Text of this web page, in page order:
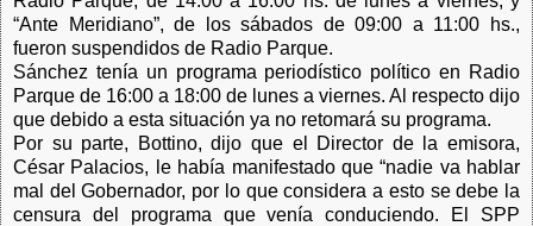
“Ante Meridiano”, de los sábados de 09:00 a 11:00 hs.,
fueron suspendidos de Radio Parque.
Sánchez tenía un programa periodístico político en Radio
Parque de 16:00 a 18:00 de lunes a viernes. Al respecto dijo
que debido a esta situación ya no retomará su programa.
Por su parte, Bottino, dijo que el Director de la emisora,
César Palacios, le había manifestado que “nadie va hablar
mal del Gobernador, por lo que considera a esto se debe la
censura del programa que venía conduciendo. El SPP